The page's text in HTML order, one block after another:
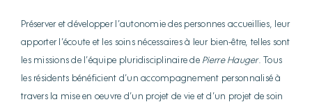
Préserver et développer l’autonomie des personnes accueillies, leur
apporter l’écoute et les soins nécessaires à leur bien-être, telles sont
les missions de l’équipe pluridisciplinaire de Pierre Hauger. Tous
les résidents bénéficient d’un accompagnement personnalisé à
travers la mise en oeuvre d’un projet de vie et d’un projet de soin